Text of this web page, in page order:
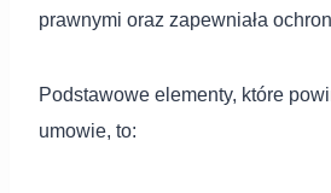
prawnymi oraz zapewniała
Podstawowe elementy, które
umowie, to: